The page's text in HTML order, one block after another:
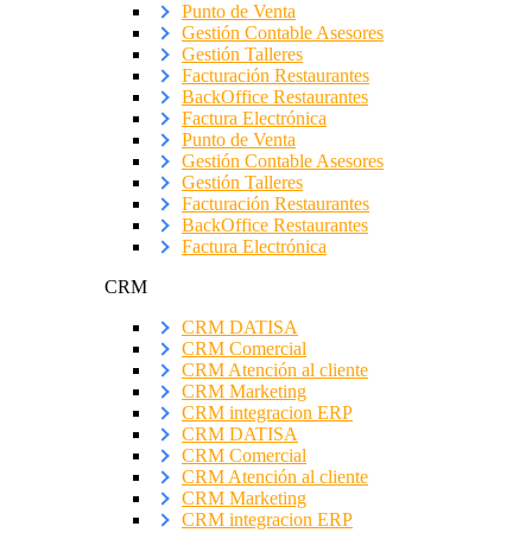
Punto de Venta
Gestión Contable Asesores
Gestión Talleres
Facturación Restaurantes
BackOffice Restaurantes
Factura Electrónica
Punto de Venta
Gestión Contable Asesores
Gestión Talleres
Facturación Restaurantes
BackOffice Restaurantes
Factura Electrónica
CRM
CRM DATISA
CRM Comercial
CRM Atención al cliente
CRM Marketing
CRM integracion ERP
CRM DATISA
CRM Comercial
CRM Atención al cliente
CRM Marketing
CRM integracion ERP